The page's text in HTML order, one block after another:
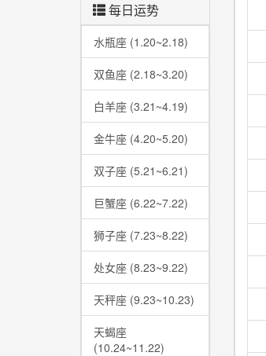
每日运势
水瓶座 (1.20~2.18)
双鱼座 (2.18~3.20)
白羊座 (3.21~4.19)
金牛座 (4.20~5.20)
双子座 (5.21~6.21)
巨蟹座 (6.22~7.22)
狮子座 (7.23~8.22)
处女座 (8.23~9.22)
天秤座 (9.23~10.23)
天蝎座
(10.24~11.22)